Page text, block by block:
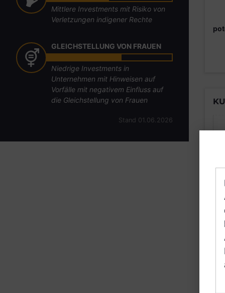
Mittlere Investments mit Risiko von
Verletzungen indigener Rechte
GLEICHSTELLUNG VON FRAUEN
Niedrige Investments in
Unternehmen mit Hinweisen auf
Vorfälle mit negativem Einfluss auf
die Gleichstellung von Frauen
Stand 01.06.2026